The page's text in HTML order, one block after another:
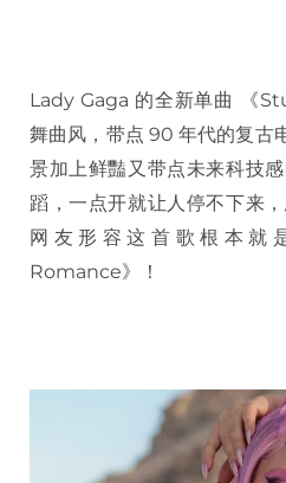
Lady Gaga 的全新单曲 《
舞曲风，带点 90 年代的复古
景加上鲜豔又带点未来科技
蹈，一点开就让人停不下来
网友形容这首歌根本就
Romance》！